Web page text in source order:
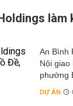
làm
An Bình
Nội giao
phường
DỰ ÁN